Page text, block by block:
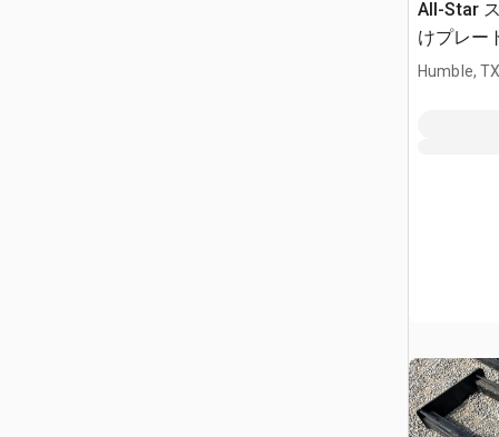
All-Star
けプレー
Humble,